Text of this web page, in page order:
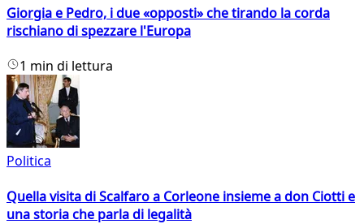
Giorgia e Pedro, i due «opposti» che tirando la corda
rischiano di spezzare l'Europa
1 min di lettura
Politica
Quella visita di Scalfaro a Corleone insieme a don Ciotti e
una storia che parla di legalità